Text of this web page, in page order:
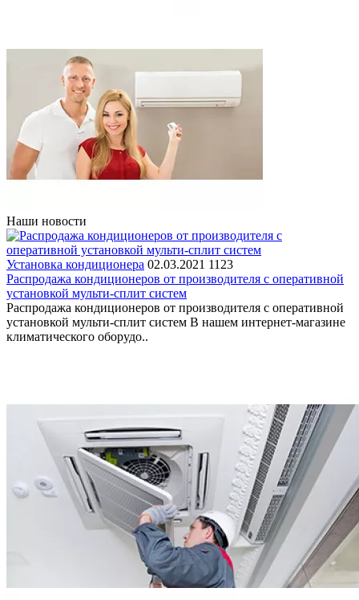
Наши новости
Установка кондиционера 02.03.2021 1123
Распродажа кондиционеров от производителя с оперативной
установкой мульти-сплит систем
Распродажа кондиционеров от производителя с оперативной
установкой мульти-сплит систем В нашем интернет-магазине
климатического оборудо..